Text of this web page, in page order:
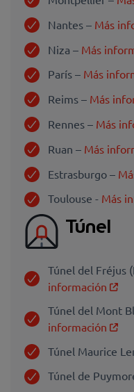
Nantes – Más
Niza – Más
París – Más
Reims – Más
Rennes – Más
Ruan – Más
Estrasburgo –
Toulouse - Más
Túnel
Túnel del Fréjus
información
Túnel del Mont
información
Túnel Maurice
Túnel de